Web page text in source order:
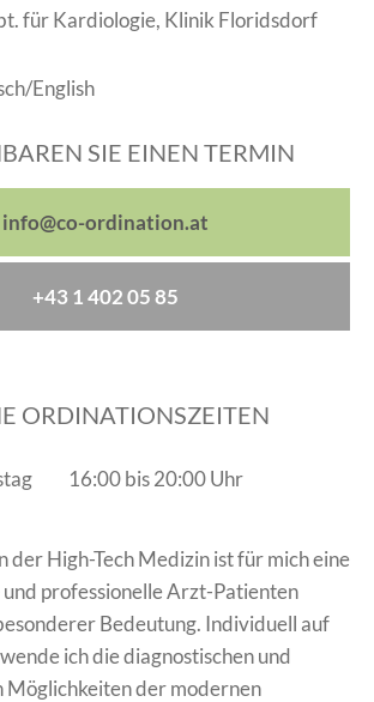
für Kardiologie, Klinik Floridsdorf
English
SIE EINEN TERMIN
info@co-ordination.at
+43 1 402 05 85
ORDINATIONSZEITEN
16:00 bis 20:00 Uhr
der High-Tech Medizin ist für mich eine
professionelle Arzt-Patienten
Bedeutung. Individuell auf
ich die diagnostischen und
Möglichkeiten der modernen